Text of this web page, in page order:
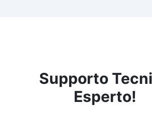
Supporto
Esperto!